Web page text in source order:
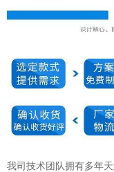
我司技术团队拥有多年